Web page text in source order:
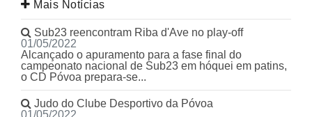
Mais Notícias
Sub23 reencontram Riba d'Ave no play-off
01/05/2022
Alcançado o apuramento para a fase final do
campeonato nacional de Sub23 em hóquei em patins,
o CD Póvoa prepara-se...
Judo do Clube Desportivo da Póvoa
01/05/2022